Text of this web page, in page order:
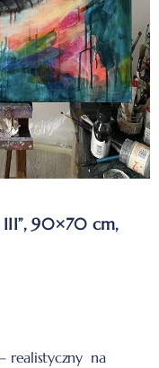
III”, 90×70 cm,
realistyczny na